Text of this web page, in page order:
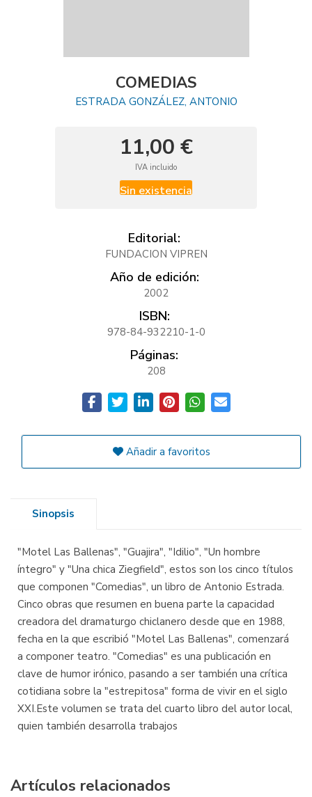
COMEDIAS
ESTRADA GONZÁLEZ, ANTONIO
11,00 €
IVA incluido
Sin existencia
Editorial:
FUNDACION VIPREN
Año de edición:
2002
ISBN:
978-84-932210-1-0
Páginas:
208
Añadir a favoritos
Sinopsis
"Motel Las Ballenas", "Guajira", "Idilio", "Un hombre
íntegro" y "Una chica Ziegfield", estos son los cinco títulos
que componen "Comedias", un libro de Antonio Estrada.
Cinco obras que resumen en buena parte la capacidad
creadora del dramaturgo chiclanero desde que en 1988,
fecha en la que escribió "Motel Las Ballenas", comenzará
a componer teatro. "Comedias" es una publicación en
clave de humor irónico, pasando a ser también una crítica
cotidiana sobre la "estrepitosa" forma de vivir en el siglo
XXI.Este volumen se trata del cuarto libro del autor local,
quien también desarrolla trabajos
Artículos relacionados